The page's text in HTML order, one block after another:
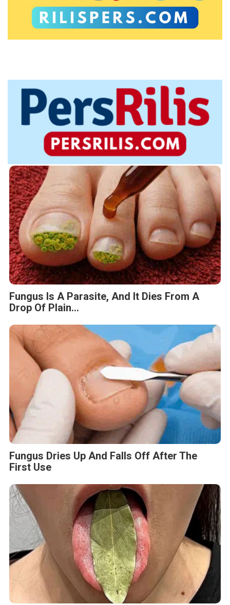
Fungus Is A Parasite, And It Dies From A
Drop Of Plain...
Fungus Dries Up And Falls Off After The
First Use